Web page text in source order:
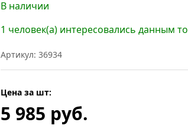
В наличии
1 человек(а) интересовались данным
Артикул: 36934
Цена за шт:
5 985 руб.